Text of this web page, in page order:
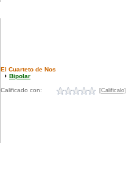
El Cuarteto de Nos
Bipolar
Calificado con: [Calificalo]